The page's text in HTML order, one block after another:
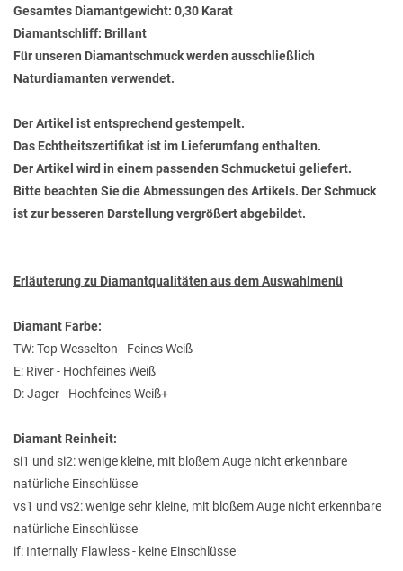
Gesamtes Diamantgewicht: 0,30 Karat
Diamantschliff: Brillant
Für unseren Diamantschmuck werden ausschließlich
Naturdiamanten verwendet.
Der Artikel ist entsprechend gestempelt.
Das Echtheitszertifikat ist im Lieferumfang enthalten.
Der Artikel wird in einem passenden Schmucketui geliefert.
Bitte beachten Sie die Abmessungen des Artikels. Der Schmuck
ist zur besseren Darstellung vergrößert abgebildet.
Erläuterung zu Diamantqualitäten aus dem Auswahlmenü
Diamant Farbe:
TW: Top Wesselton - Feines Weiß
E: River - Hochfeines Weiß
D: Jager - Hochfeines Weiß+
Diamant Reinheit:
si1 und si2: wenige kleine, mit bloßem Auge nicht erkennbare
natürliche Einschlüsse
vs1 und vs2: wenige sehr kleine, mit bloßem Auge nicht erkennbare
natürliche Einschlüsse
if: Internally Flawless - keine Einschlüsse